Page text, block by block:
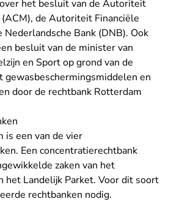
het besluit van de Autoriteit
de Autoriteit Financiële
Bank (DNB). Ook
besluit van de minister van
en Sport op grond van de
en
door de rechtbank Rotterdam
is een van de vier
Een concentratierechtbank
zaken van het
het Landelijk Parket. Voor dit soort
rechtbanken nodig.